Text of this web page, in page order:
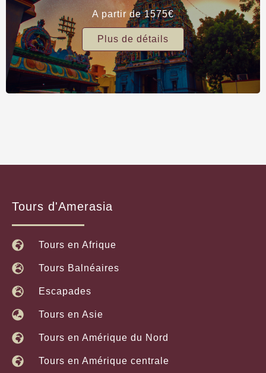
A partir de 1575€
Plus de détails
Tours d'Amerasia
Tours en Afrique
Tours Balnéaires
Escapades
Tours en Asie
Tours en Amérique du Nord
Tours en Amérique centrale